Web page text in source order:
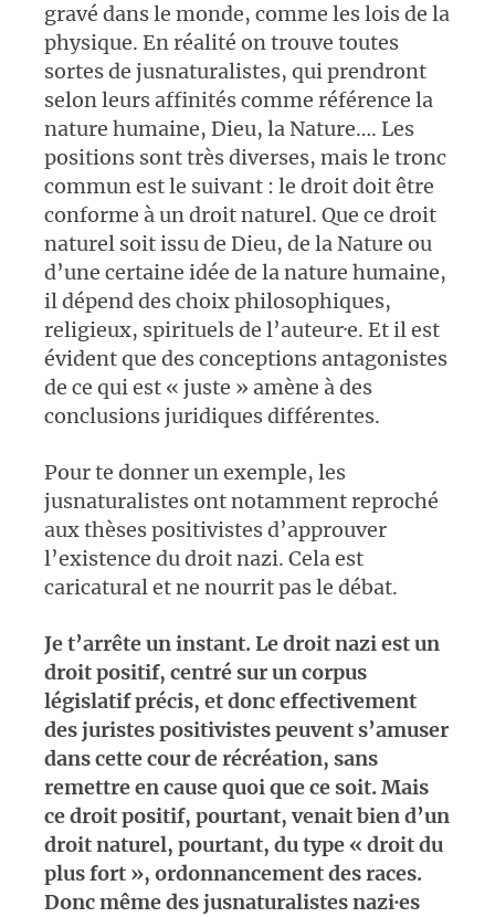
gravé dans le monde, comme les lois de la
physique. En réalité on trouve toutes
sortes de jusnaturalistes, qui prendront
selon leurs affinités comme référence la
nature humaine, Dieu, la Nature…. Les
positions sont très diverses, mais le tronc
commun est le suivant : le droit doit être
conforme à un droit naturel. Que ce droit
naturel soit issu de Dieu, de la Nature ou
d’une certaine idée de la nature humaine,
il dépend des choix philosophiques,
religieux, spirituels de l’auteur·e. Et il est
évident que des conceptions antagonistes
de ce qui est « juste » amène à des
conclusions juridiques différentes.
Pour te donner un exemple, les
jusnaturalistes ont notamment reproché
aux thèses positivistes d’approuver
l’existence du droit nazi. Cela est
caricatural et ne nourrit pas le débat.
Je t’arrête un instant. Le droit nazi est un
droit positif, centré sur un corpus
législatif précis, et donc effectivement
des juristes positivistes peuvent s’amuser
dans cette cour de récréation, sans
remettre en cause quoi que ce soit. Mais
ce droit positif, pourtant, venait bien d’un
droit naturel, pourtant, du type « droit du
plus fort », ordonnancement des races.
Donc même des jusnaturalistes nazi·es